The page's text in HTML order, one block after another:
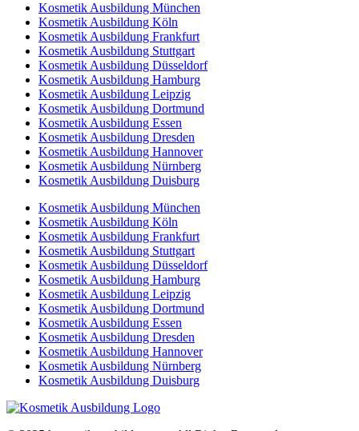
Kosmetik Ausbildung München
Kosmetik Ausbildung Köln
Kosmetik Ausbildung Frankfurt
Kosmetik Ausbildung Stuttgart
Kosmetik Ausbildung Düsseldorf
Kosmetik Ausbildung Hamburg
Kosmetik Ausbildung Leipzig
Kosmetik Ausbildung Dortmund
Kosmetik Ausbildung Essen
Kosmetik Ausbildung Dresden
Kosmetik Ausbildung Hannover
Kosmetik Ausbildung Nürnberg
Kosmetik Ausbildung Duisburg
Kosmetik Ausbildung München
Kosmetik Ausbildung Köln
Kosmetik Ausbildung Frankfurt
Kosmetik Ausbildung Stuttgart
Kosmetik Ausbildung Düsseldorf
Kosmetik Ausbildung Hamburg
Kosmetik Ausbildung Leipzig
Kosmetik Ausbildung Dortmund
Kosmetik Ausbildung Essen
Kosmetik Ausbildung Dresden
Kosmetik Ausbildung Hannover
Kosmetik Ausbildung Nürnberg
Kosmetik Ausbildung Duisburg